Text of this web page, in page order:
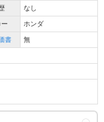
なし
ー ホンダ
書 無